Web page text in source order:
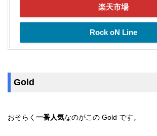
楽天市場
Rock oN Line
Gold
おそらく 一番人気なのがこの Gold です。